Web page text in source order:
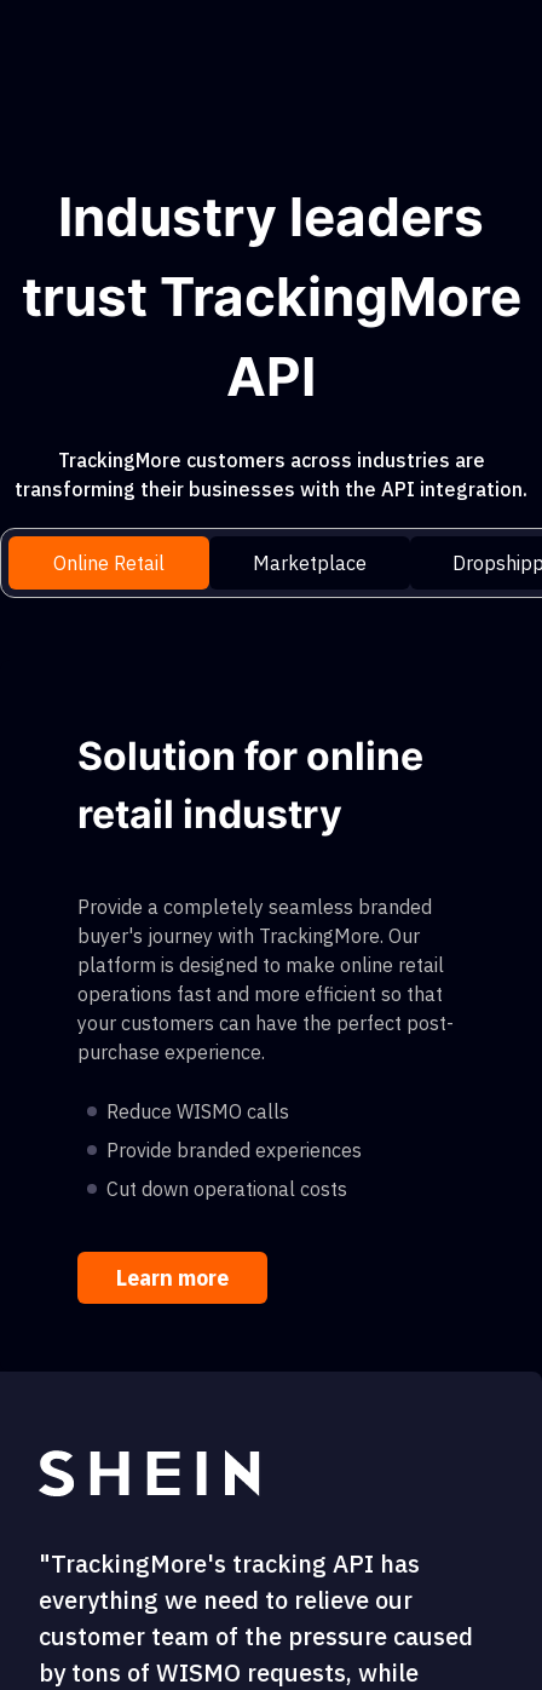
Industry leaders
trust TrackingMore
API
TrackingMore customers across industries are
transforming their businesses with the API integration.
Online Retail Marketplace
Solution for online
retail industry
Provide a completely seamless branded
buyer's journey with TrackingMore. Our
platform is designed to make online retail
operations fast and more efficient so that
your customers can have the perfect post-
purchase experience.
Reduce WISMO calls
Provide branded experiences
Cut down operational costs
Learn more
"TrackingMore's tracking API has
everything we need to relieve our
customer team of the pressure caused
by tons of WISMO requests, while